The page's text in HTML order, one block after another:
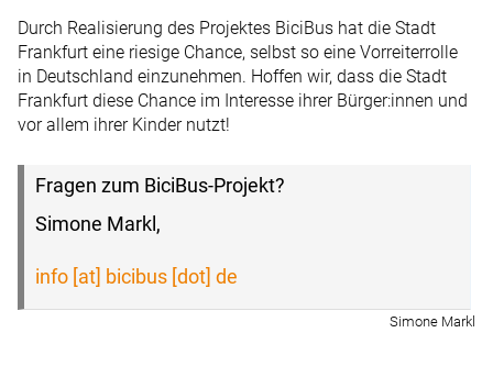
Durch Realisierung des Projektes BiciBus hat die Stadt
Frankfurt eine riesige Chance, selbst so eine Vorreiterrolle
in Deutschland einzunehmen. Hoffen wir, dass die Stadt
Frankfurt diese Chance im Interesse ihrer Bürger:innen und
vor allem ihrer Kinder nutzt!
Fragen zum BiciBus-Projekt?
Simone Markl,
info [at] bicibus [dot] de
Simone Markl